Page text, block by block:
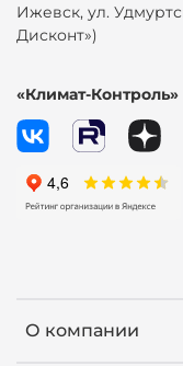
О компании
Ижевск, ул.
Дисконт»)
«Климат-